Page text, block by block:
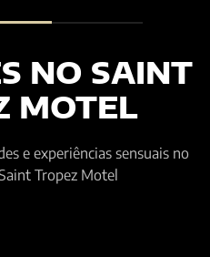
NO SAINT
MOTEL
e experiências sensuais no
Tropez Motel